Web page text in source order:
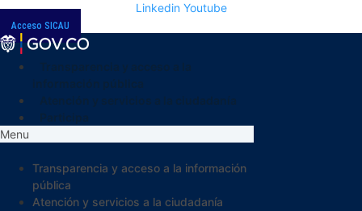
Linkedin Youtube
Acceso SICAU
Menu
Transparencia y acceso a la información
pública
Atención y servicios a la ciudadanía